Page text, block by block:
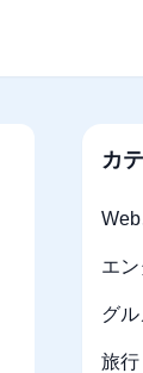
カ
エ
グ
旅行